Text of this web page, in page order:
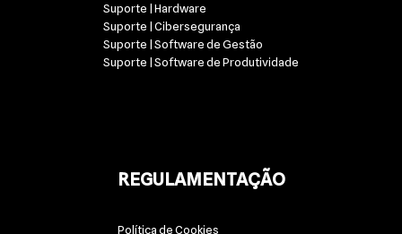
Suporte | Hardware
Suporte | Cibersegurança
Suporte | Software de Gestão
Suporte | Software de Produtividade
REGULAMENTAÇÃO
Política de Cookies